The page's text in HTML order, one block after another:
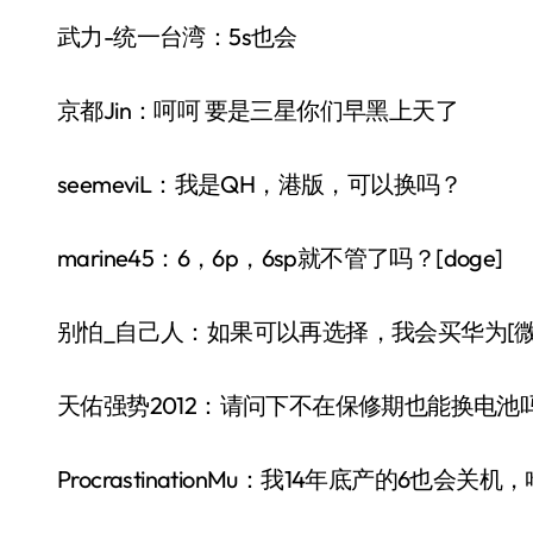
武力-统一台湾：5s也会
京都Jin：呵呵 要是三星你们早黑上天了
seemeviL：我是QH，港版，可以换吗？
marine45：6，6p，6sp就不管了吗？[doge]
别怕_自己人：如果可以再选择，我会买华为[
天佑强势2012：请问下不在保修期也能换电池
ProcrastinationMu：我14年底产的6也会关机，